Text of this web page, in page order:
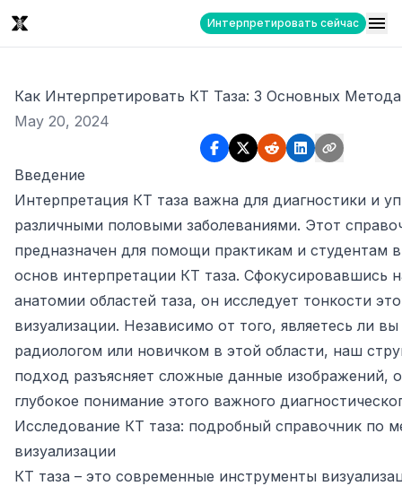
Интерпретировать сейчас
Как Интерпретировать КТ Таза: 3 Основных Метода
May 20, 2024
Введение
Интерпретация КТ таза важна для диагностики и
различными половыми заболеваниями. Этот
предназначен для помощи практикам и студентам
основ интерпретации КТ таза. Сфокусировавшись
анатомии областей таза, он исследует тонкости
визуализации. Независимо от того, являетесь ли
радиологом или новичком в этой области, наш
подход разъясняет сложные данные изображений,
глубокое понимание этого важного
Исследование КТ таза: подробный справочник по
визуализации
КТ таза – это современные инструменты